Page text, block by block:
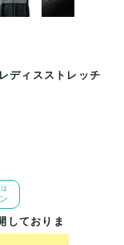
ディスストレッチ
しておりま